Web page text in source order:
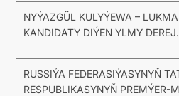
NYÝAZGÜL KULYÝEWA –
KANDIDATY DIÝEN YLMY
RUSSIÝA FEDERASIÝASYNYŇ
RESPUBLIKASYNYŇ PREMÝER-